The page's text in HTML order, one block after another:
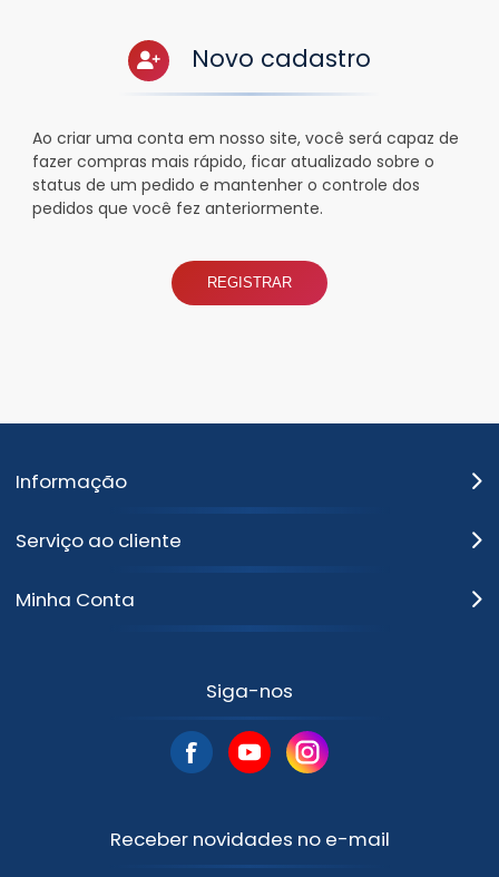
Novo cadastro
Ao criar uma conta em nosso site, você será capaz de
fazer compras mais rápido, ficar atualizado sobre o
status de um pedido e mantenher o controle dos
pedidos que você fez anteriormente.
REGISTRAR
Informação
Serviço ao cliente
Minha Conta
Siga-nos
Receber novidades no e-mail